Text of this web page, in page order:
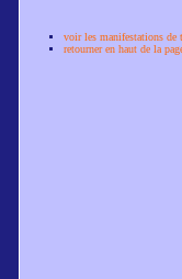
voir les manifestations de
retourner en haut de la